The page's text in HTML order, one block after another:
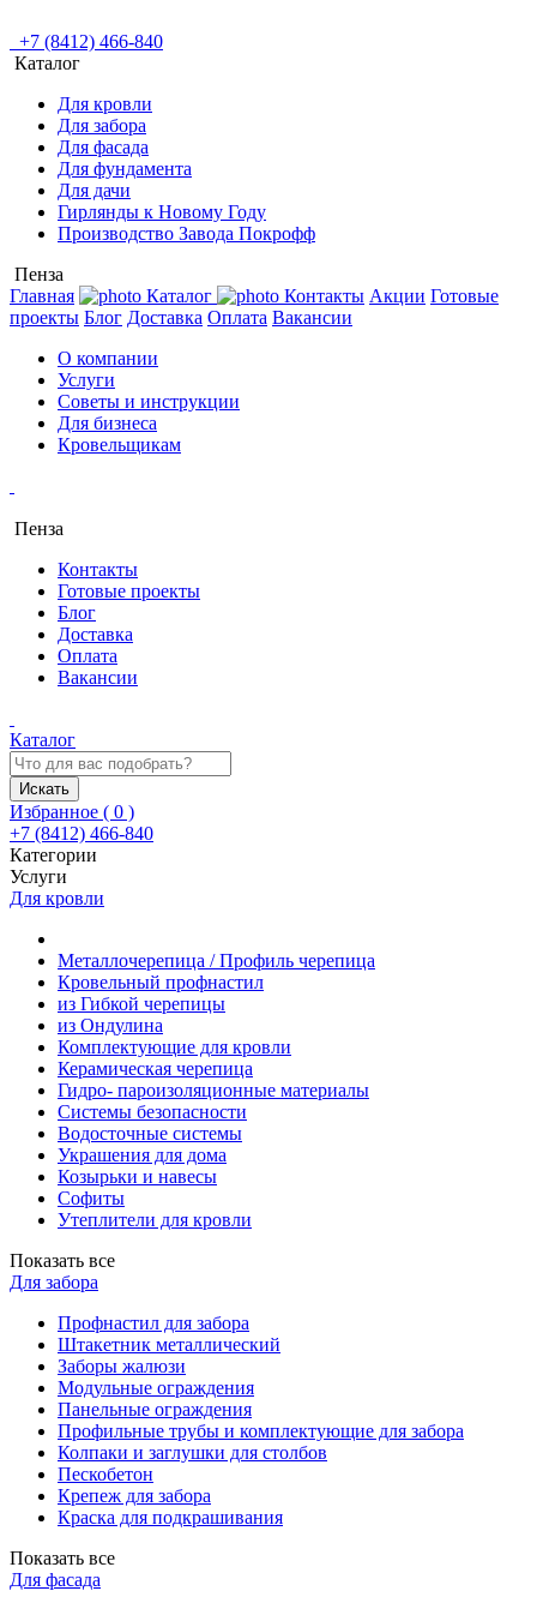
+7 (8412) 466-840
Каталог
Для кровли
Для забора
Для фасада
Для фундамента
Для дачи
Гирлянды к Новому Году
Производство Завода Покрофф
Пенза
Главная
Каталог Контакты Акции Готовые
проекты Блог Доставка Оплата Вакансии
О компании
Услуги
Советы и инструкции
Для бизнеса
Кровельщикам
Пенза
Контакты
Готовые проекты
Блог
Доставка
Оплата
Вакансии
Каталог
Искать
Избранное ( 0 )
+7 (8412) 466-840
Категории
Услуги
Для кровли
Металлочерепица / Профиль черепица
Кровельный профнастил
из Гибкой черепицы
из Ондулина
Комплектующие для кровли
Керамическая черепица
Гидро- пароизоляционные материалы
Системы безопасности
Водосточные системы
Украшения для дома
Козырьки и навесы
Софиты
Утеплители для кровли
Показать все
Для забора
Профнастил для забора
Штакетник металлический
Заборы жалюзи
Модульные ограждения
Панельные ограждения
Профильные трубы и комплектующие для забора
Колпаки и заглушки для столбов
Пескобетон
Крепеж для забора
Краска для подкрашивания
Показать все
Для фасада